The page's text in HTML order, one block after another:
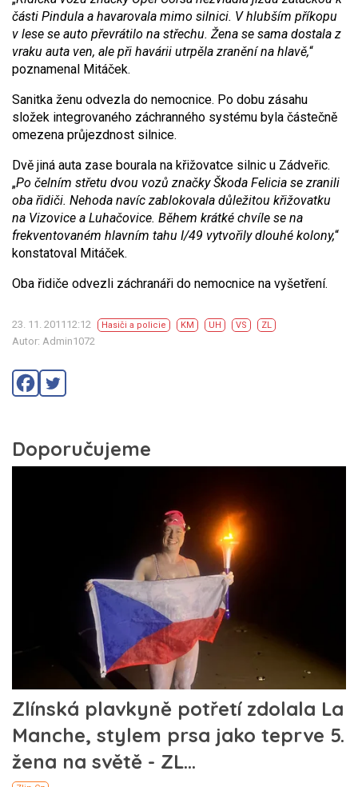
části Pindula a havarovala mimo silnici. V hlubším příkopu
v lese se auto převrátilo na střechu. Žena se sama dostala z
vraku auta ven, ale při havárii utrpěla zranění na hlavě,“
poznamenal Mitáček.
Sanitka ženu odvezla do nemocnice. Po dobu zásahu
složek integrovaného záchranného systému byla částečně
omezena průjezdnost silnice.
Dvě jiná auta zase bourala na křižovatce silnic u Zádveřic.
„Po čelním střetu dvou vozů značky Škoda Felicia se zranili
oba řidiči. Nehoda navíc zablokovala důležitou křižovatku
na Vizovice a Luhačovice. Během krátké chvíle se na
frekventovaném hlavním tahu I/49 vytvořily dlouhé kolony,“
konstatoval Mitáček.
Oba řidiče odvezli záchranáři do nemocnice na vyšetření.
23. 11. 201112:12 Hasiči a policie KM UH VS ZL
Autor: Admin1072